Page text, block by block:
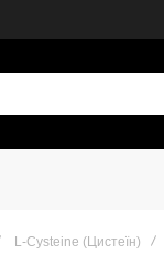
L-Cysteine (Цистеїн)